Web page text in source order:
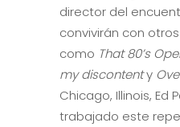
director del
convivirán con
como That 80’s
my discontenty
Chicago, Illinois, Ed
trabajado este